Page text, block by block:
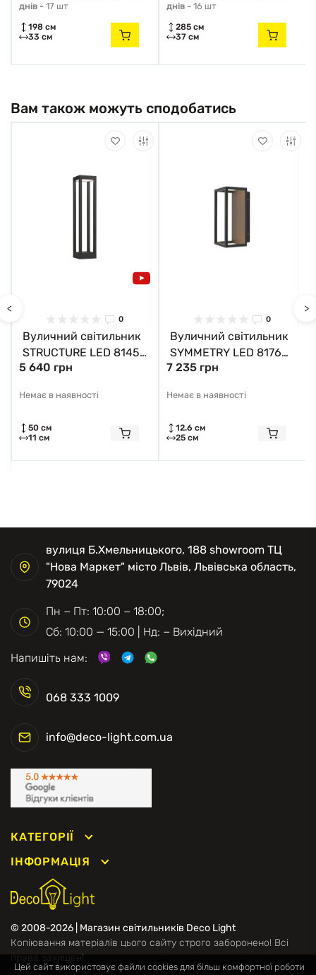
днів - 17 шт
198 см
33 см
днів - 16 шт
285 см
37 см
Вам також можуть сподобатись
<
0
Вуличний світильник
STRUCTURE LED 8145
Nowodvorski
5 640 грн
Немає в наявності
50 см
11 см
0
Вуличний світильник
SYMMETRY LED 8176
Nowodvorski
7 235 грн
Немає в наявності
12.6 см
25 см
>
© 2008-2026 | Магазин світильників Deco Light
Копіювання матеріалів цього сайту строго заборонено! Всі
права захищені.
КАТЕГОРІЇ
ІНФОРМАЦІЯ
068 333 1009
info@deco-light.com.ua
вулиця Б.Хмельницького, 188 showroom ТЦ
"Нова Маркет" місто Львів, Львівська область,
79024
Пн − Пт: 10:00 − 18:00;
Сб: 10:00 — 15:00 | Нд: − Вихідний
Напишіть нам:
Цей сайт використовує файли cookies для більш комфортної роботи